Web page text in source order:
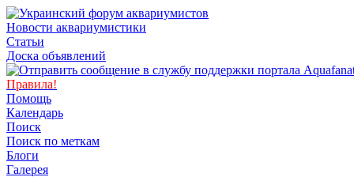
Новости аквариумистики
Статьи
Доска объявлений
Правила!
Помощь
Календарь
Поиск
Поиск по меткам
Блоги
Галерея